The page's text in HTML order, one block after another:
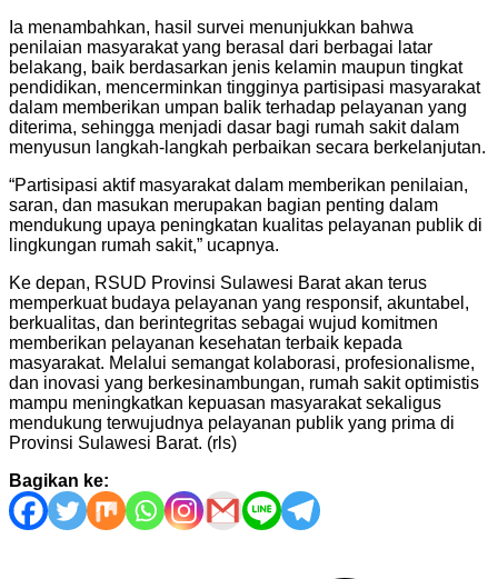
Ia menambahkan, hasil survei menunjukkan bahwa
penilaian masyarakat yang berasal dari berbagai latar
belakang, baik berdasarkan jenis kelamin maupun tingkat
pendidikan, mencerminkan tingginya partisipasi masyarakat
dalam memberikan umpan balik terhadap pelayanan yang
diterima, sehingga menjadi dasar bagi rumah sakit dalam
menyusun langkah-langkah perbaikan secara berkelanjutan.
“Partisipasi aktif masyarakat dalam memberikan penilaian,
saran, dan masukan merupakan bagian penting dalam
mendukung upaya peningkatan kualitas pelayanan publik di
lingkungan rumah sakit,” ucapnya.
Ke depan, RSUD Provinsi Sulawesi Barat akan terus
memperkuat budaya pelayanan yang responsif, akuntabel,
berkualitas, dan berintegritas sebagai wujud komitmen
memberikan pelayanan kesehatan terbaik kepada
masyarakat. Melalui semangat kolaborasi, profesionalisme,
dan inovasi yang berkesinambungan, rumah sakit optimistis
mampu meningkatkan kepuasan masyarakat sekaligus
mendukung terwujudnya pelayanan publik yang prima di
Provinsi Sulawesi Barat. (rls)
Bagikan ke: